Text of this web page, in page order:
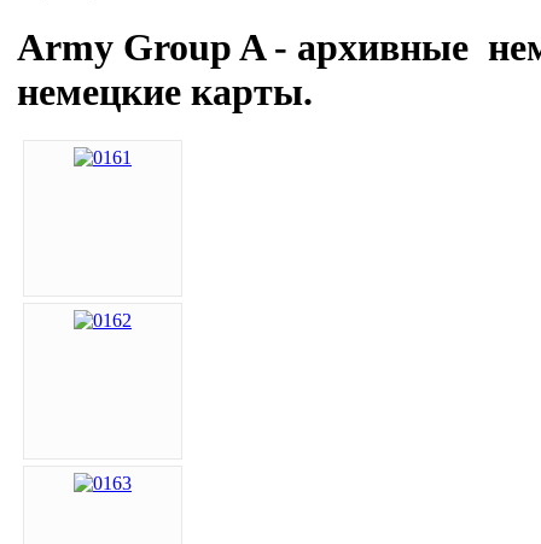
Army Group A- архивные
немецкие карты.